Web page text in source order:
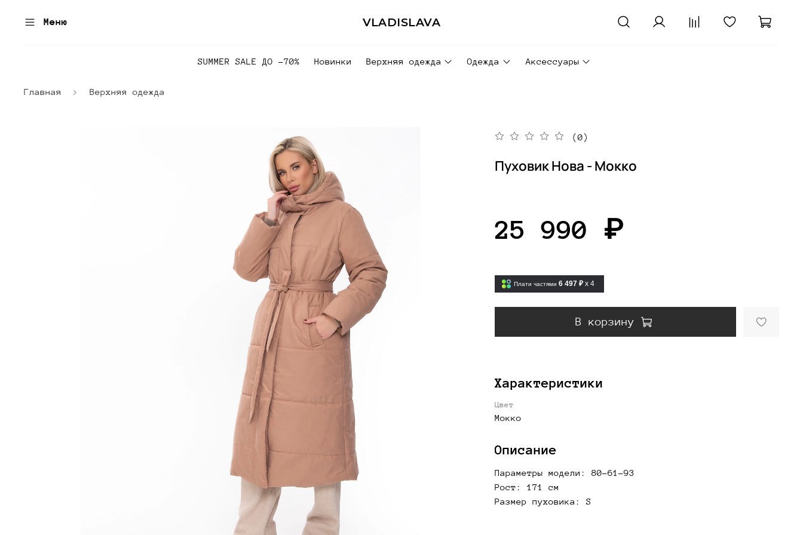
Меню VLADISLAVA
SUMMER SALE ДО -70% Новинки Верхняя одежда Одежда Аксессуары
Главная Верхняя одежда
(0)
Пуховик Нова - Мокко
25 990 ₽
Плати частями 6 497 ₽ x 4
В корзину
Характеристики
Цвет
Мокко
Описание
Параметры модели: 80-61-93
Рост: 171 см
Размер пуховика: S